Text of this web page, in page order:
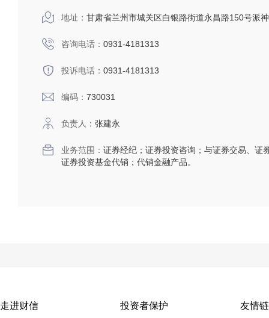
地址： 甘肃省兰州市城关区白银路街道永昌路150号派
咨询电话： 0931-4181313
投诉电话： 0931-4181313
编码： 730031
负责人： 张建永
业务范围： 证券经纪；证券投资咨询；与证券交易、证
证券投资基金代销；代销金融产品。
走进财信 投资者保护 友情